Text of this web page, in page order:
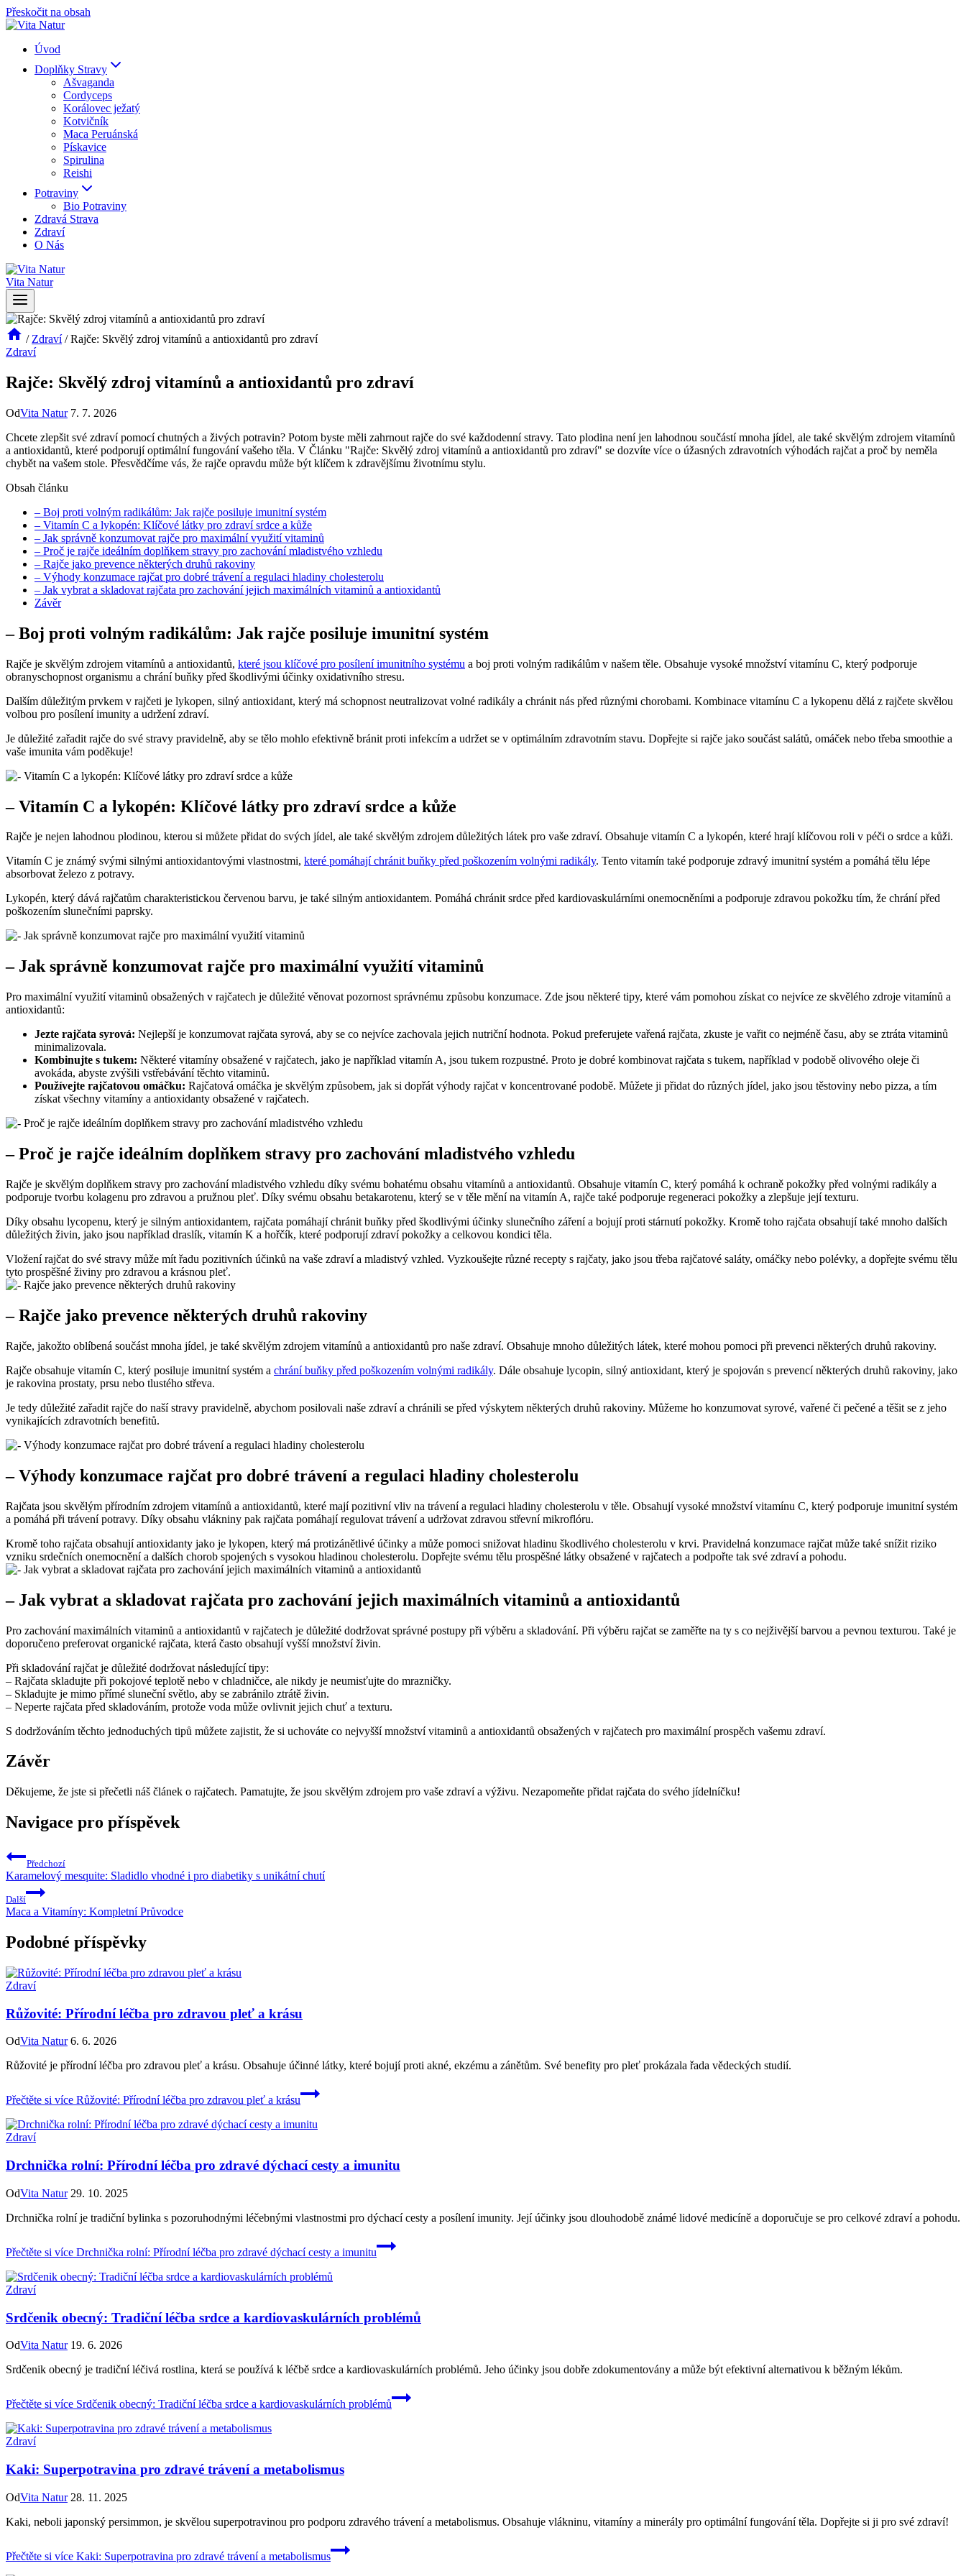
Přeskočit na obsah
Úvod
Doplňky Stravy
Ašvaganda
Cordyceps
Korálovec ježatý
Kotvičník
Maca Peruánská
Pískavice
Spirulina
Reishi
Potraviny
Bio Potraviny
Zdravá Strava
Zdraví
O Nás
Vita Natur
/ Zdraví / Rajče: Skvělý zdroj vitamínů a antioxidantů pro zdraví
Zdraví
Rajče: Skvělý zdroj vitamínů a antioxidantů pro zdraví
OdVita Natur 7. 7. 2026
Chcete zlepšit své zdraví pomocí chutných a živých potravin? Potom byste měli zahrnout rajče do své každodenní stravy. Tato plodina není jen lahodnou součástí mnoha jídel, ale také skvělým zdrojem vitamínů
a antioxidantů, které podporují optimální fungování vašeho těla. V Článku "Rajče: Skvělý zdroj vitamínů a antioxidantů pro zdraví" se dozvíte více o úžasných zdravotních výhodách rajčat a proč by neměla
chybět na vašem stole. Přesvědčíme vás, že rajče opravdu může být klíčem k zdravějšímu životnímu stylu.
Obsah článku
– Boj proti volným radikálům: Jak rajče posiluje imunitní systém
– Vitamín C a lykopén: Klíčové látky pro zdraví srdce a kůže
– Jak správně konzumovat rajče pro maximální využití vitaminů
– Proč je rajče ideálním doplňkem stravy pro zachování mladistvého vzhledu
– Rajče jako prevence některých druhů rakoviny
– Výhody konzumace rajčat pro dobré trávení a regulaci hladiny cholesterolu
– Jak vybrat a skladovat rajčata pro zachování jejich maximálních vitaminů a antioxidantů
Závěr
– Boj proti volným radikálům: Jak rajče posiluje imunitní systém
Rajče je skvělým zdrojem vitamínů a antioxidantů, které jsou klíčové pro posílení imunitního systému a boj proti volným radikálům v našem těle. Obsahuje vysoké množství vitamínu C, který podporuje
obranyschopnost organismu a chrání buňky před škodlivými účinky oxidativního stresu.
Dalším důležitým prvkem v rajčeti je lykopen, silný antioxidant, který má schopnost neutralizovat volné radikály a chránit nás před různými chorobami. Kombinace vitamínu C a lykopenu dělá z rajčete skvělou
volbou pro posílení imunity a udržení zdraví.
Je důležité zařadit rajče do své stravy pravidelně, aby se tělo mohlo efektivně bránit proti infekcím a udržet se v optimálním zdravotním stavu. Dopřejte si rajče jako součást salátů, omáček nebo třeba smoothie a
vaše imunita vám poděkuje!
– Vitamín C a lykopén: Klíčové látky pro zdraví srdce a kůže
Rajče je nejen lahodnou plodinou, kterou si můžete přidat do svých jídel, ale také skvělým zdrojem důležitých látek pro vaše zdraví. Obsahuje vitamín C a lykopén, které hrají klíčovou roli v péči o srdce a kůži.
Vitamín C je známý svými silnými antioxidantovými vlastnostmi, které pomáhají chránit buňky před poškozením volnými radikály. Tento vitamín také podporuje zdravý imunitní systém a pomáhá tělu lépe
absorbovat železo z potravy.
Lykopén, který dává rajčatům charakteristickou červenou barvu, je také silným antioxidantem. Pomáhá chránit srdce před kardiovaskulárními onemocněními a podporuje zdravou pokožku tím, že chrání před
poškozením slunečními paprsky.
– Jak správně konzumovat rajče pro maximální využití vitaminů
Pro maximální využití vitaminů obsažených v rajčatech je důležité věnovat pozornost správnému způsobu konzumace. Zde jsou některé tipy, které vám pomohou získat co nejvíce ze skvělého zdroje vitamínů a
antioxidantů:
Jezte rajčata syrová: Nejlepší je konzumovat rajčata syrová, aby se co nejvíce zachovala jejich nutriční hodnota. Pokud preferujete vařená rajčata, zkuste je vařit co nejméně času, aby se ztráta vitaminů
minimalizovala.
Kombinujte s tukem: Některé vitamíny obsažené v rajčatech, jako je například vitamín A, jsou tukem rozpustné. Proto je dobré kombinovat rajčata s tukem, například v podobě olivového oleje či
avokáda, abyste zvýšili vstřebávání těchto vitaminů.
Používejte rajčatovou omáčku: Rajčatová omáčka je skvělým způsobem, jak si dopřát výhody rajčat v koncentrované podobě. Můžete ji přidat do různých jídel, jako jsou těstoviny nebo pizza, a tím
získat všechny vitamíny a antioxidanty obsažené v rajčatech.
– Proč je rajče ideálním doplňkem stravy pro zachování mladistvého vzhledu
Rajče je skvělým doplňkem stravy pro zachování mladistvého vzhledu díky svému bohatému obsahu vitamínů a antioxidantů. Obsahuje vitamín C, který pomáhá k ochraně pokožky před volnými radikály a
podporuje tvorbu kolagenu pro zdravou a pružnou pleť. Díky svému obsahu betakarotenu, který se v těle mění na vitamín A, rajče také podporuje regeneraci pokožky a zlepšuje její texturu.
Díky obsahu lycopenu, který je silným antioxidantem, rajčata pomáhají chránit buňky před škodlivými účinky slunečního záření a bojují proti stárnutí pokožky. Kromě toho rajčata obsahují také mnoho dalších
důležitých živin, jako jsou například draslík, vitamín K a hořčík, které podporují zdraví pokožky a celkovou kondici těla.
Vložení rajčat do své stravy může mít řadu pozitivních účinků na vaše zdraví a mladistvý vzhled. Vyzkoušejte různé recepty s rajčaty, jako jsou třeba rajčatové saláty, omáčky nebo polévky, a dopřejte svému tělu
tyto prospěšné živiny pro zdravou a krásnou pleť.
– Rajče jako prevence některých druhů rakoviny
Rajče, jakožto oblíbená součást mnoha jídel, je také skvělým zdrojem vitamínů a antioxidantů pro naše zdraví. Obsahuje mnoho důležitých látek, které mohou pomoci při prevenci některých druhů rakoviny.
Rajče obsahuje vitamín C, který posiluje imunitní systém a chrání buňky před poškozením volnými radikály. Dále obsahuje lycopin, silný antioxidant, který je spojován s prevencí některých druhů rakoviny, jako
je rakovina prostaty, prsu nebo tlustého střeva.
Je tedy důležité zařadit rajče do naší stravy pravidelně, abychom posilovali naše zdraví a chránili se před výskytem některých druhů rakoviny. Můžeme ho konzumovat syrové, vařené či pečené a těšit se z jeho
vynikajících zdravotních benefitů.
– Výhody konzumace rajčat pro dobré trávení a regulaci hladiny cholesterolu
Rajčata jsou skvělým přírodním zdrojem vitamínů a antioxidantů, které mají pozitivní vliv na trávení a regulaci hladiny cholesterolu v těle. Obsahují vysoké množství vitamínu C, který podporuje imunitní systém
a pomáhá při trávení potravy. Díky obsahu vlákniny pak rajčata pomáhají regulovat trávení a udržovat zdravou střevní mikroflóru.
Kromě toho rajčata obsahují antioxidanty jako je lykopen, který má protizánětlivé účinky a může pomoci snižovat hladinu škodlivého cholesterolu v krvi. Pravidelná konzumace rajčat může také snížit riziko
vzniku srdečních onemocnění a dalších chorob spojených s vysokou hladinou cholesterolu. Dopřejte svému tělu prospěšné látky obsažené v rajčatech a podpořte tak své zdraví a pohodu.
– Jak vybrat a skladovat rajčata pro zachování jejich maximálních vitaminů a antioxidantů
Pro zachování maximálních vitaminů a antioxidantů v rajčatech je důležité dodržovat správné postupy při výběru a skladování. Při výběru rajčat se zaměřte na ty s co nejživější barvou a pevnou texturou. Také je
doporučeno preferovat organické rajčata, která často obsahují vyšší množství živin.
Při skladování rajčat je důležité dodržovat následující tipy:
– Rajčata skladujte při pokojové teplotě nebo v chladničce, ale nikdy je neumisťujte do mrazničky.
– Skladujte je mimo přímé sluneční světlo, aby se zabránilo ztrátě živin.
– Neperte rajčata před skladováním, protože voda může ovlivnit jejich chuť a texturu.
S dodržováním těchto jednoduchých tipů můžete zajistit, že si uchováte co nejvyšší množství vitaminů a antioxidantů obsažených v rajčatech pro maximální prospěch vašemu zdraví.
Závěr
Děkujeme, že jste si přečetli náš článek o rajčatech. Pamatujte, že jsou skvělým zdrojem pro vaše zdraví a výživu. Nezapomeňte přidat rajčata do svého jídelníčku!
Navigace pro příspěvek
Předchozí
Karamelový mesquite: Sladidlo vhodné i pro diabetiky s unikátní chutí
Další
Maca a Vitamíny: Kompletní Průvodce
Podobné příspěvky
Zdraví
Růžovité: Přírodní léčba pro zdravou pleť a krásu
OdVita Natur 6. 6. 2026
Růžovité je přírodní léčba pro zdravou pleť a krásu. Obsahuje účinné látky, které bojují proti akné, ekzému a zánětům. Své benefity pro pleť prokázala řada vědeckých studií.
Přečtěte si více Růžovité: Přírodní léčba pro zdravou pleť a krásu
Zdraví
Drchnička rolní: Přírodní léčba pro zdravé dýchací cesty a imunitu
OdVita Natur 29. 10. 2025
Drchnička rolní je tradiční bylinka s pozoruhodnými léčebnými vlastnostmi pro dýchací cesty a posílení imunity. Její účinky jsou dlouhodobě známé lidové medicíně a doporučuje se pro celkové zdraví a pohodu.
Přečtěte si více Drchnička rolní: Přírodní léčba pro zdravé dýchací cesty a imunitu
Zdraví
Srdčenik obecný: Tradiční léčba srdce a kardiovaskulárních problémů
OdVita Natur 19. 6. 2026
Srdčenik obecný je tradiční léčivá rostlina, která se používá k léčbě srdce a kardiovaskulárních problémů. Jeho účinky jsou dobře zdokumentovány a může být efektivní alternativou k běžným lékům.
Přečtěte si více Srdčenik obecný: Tradiční léčba srdce a kardiovaskulárních problémů
Zdraví
Kaki: Superpotravina pro zdravé trávení a metabolismus
OdVita Natur 28. 11. 2025
Kaki, neboli japonský persimmon, je skvělou superpotravinou pro podporu zdravého trávení a metabolismus. Obsahuje vlákninu, vitamíny a minerály pro optimální fungování těla. Dopřejte si ji pro své zdraví!
Přečtěte si více Kaki: Superpotravina pro zdravé trávení a metabolismus